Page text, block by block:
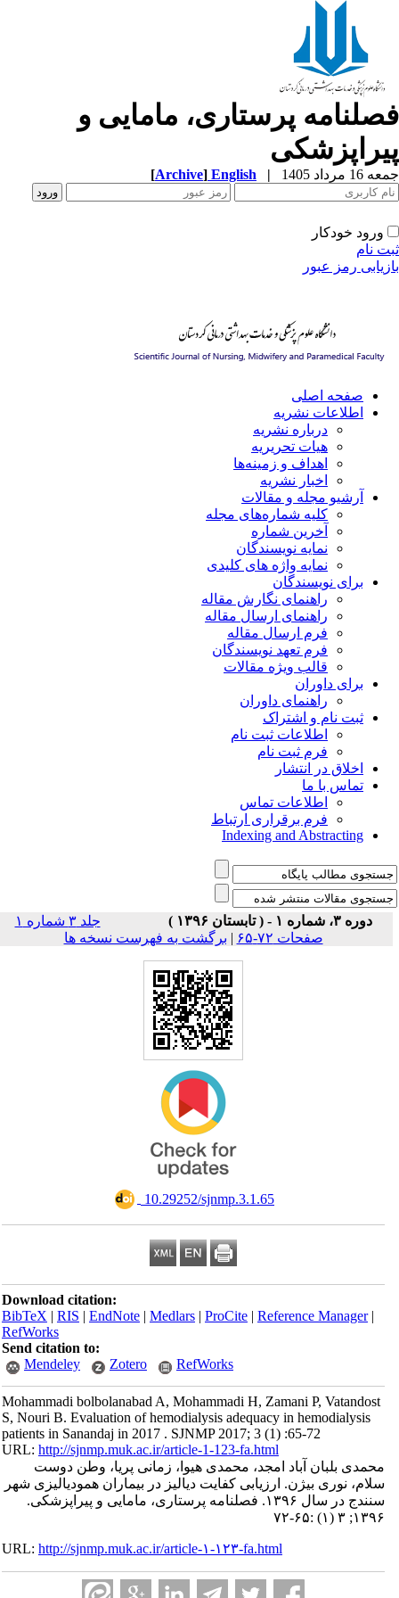
پرستاری، مامایی و
مرداد 1405 |
English
[Archive]
ورود خودکار
نام
رمز عبور
صفحه اصلی
اطلاعات نشریه
درباره نشریه
هیات تحریریه
اهداف و زمینه‌ها
اخبار نشریه
آرشیو مجله و مقالات
کلیه شماره‌های مجله
آخرین شماره
نمایه نویسندگان
نمایه واژه های کلیدی
برای نویسندگان
راهنمای نگارش مقاله
راهنمای ارسال مقاله
فرم ارسال مقاله
فرم تعهد نویسندگان
قالب ویژه مقالات
برای داوران
راهنمای داوران
ثبت نام و اشتراک
اطلاعات ثبت نام
فرم ثبت نام
اخلاق در انتشار
تماس با ما
اطلاعات تماس
فرم برقراری ارتباط
Indexing and Abstracting
دوره ۳، شماره ۱ - ( تابستان ۱۳۹۶ )
جلد ۳ شماره ۱
صفحات ۷۲-۶۵
| برگشت به فهرست نسخه ها
‎ 10.29252/sjnmp.3.1.65
Download citation:
BibTeX|RIS|EndNote|Medlars|ProCite|Reference Manager
RefWorks
Send citation to:
Mendeley
Zotero RefWorks
Mohammadi bolbolanabad A, Mohammadi H, Zamani P, Vatandost
S, Nouri B. Evaluation of hemodialysis adequacy in hemodialysis
patients in Sanandaj in 2017 . SJNMP 2017; 3 (1) :65-72
URL:http://sjnmp.muk.ac.ir/article-1-123-fa.html
محمدی بلبان آباد امجد، محمدی هیوا، زمانی پریا، وطن دوست
سلام، نوری بیژن. ارزیابی کفایت دیالیز در بیماران همودیالیزی شهر
سنندج در سال ۱۳۹۶. فصلنامه پرستاری، مامایی و پیراپزشکی.
۱۳۹۶; ۳ (۱) :۶۵-۷۲
URL:http://sjnmp.muk.ac.ir/article-۱-۱۲۳-fa.html